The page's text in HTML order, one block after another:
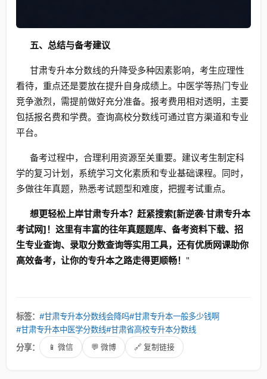
五、总结与备考建议
甘肃专升本分数线的升降受多种因素影响，考生应理性
看待，重点还是要放在提升自身成绩上。中医学等热门专业
竞争激烈，需提前做好充分准备。报考费用相对透明，主要
包括报名费和学费。查询高校分数线可通过官方渠道和专业
平台。
备考过程中，合理利用资源至关重要。建议考生制定科
学的复习计划，系统学习文化素质和专业基础课程。同时，
多做往年真题，熟悉考试题型和难度，把握考试重点。
想更轻松上岸甘肃专升本？赶紧搜索[新逆袭·甘肃专升本
考试网]！这里有丰富的往年真题题库、备考资料下载、招
生专业查询、录取分数查询等实用工具，还有优质网课助你
高效备考，让你的专升本之路走得更顺畅！ "
标签： #甘肃专升本分数线会降吗#甘肃专升本一般多少钱啊
#甘肃专升本中医学分数线#甘肃省高校专升本分数线
分享：
📱 微信 💬 微博 🔗 复制链接